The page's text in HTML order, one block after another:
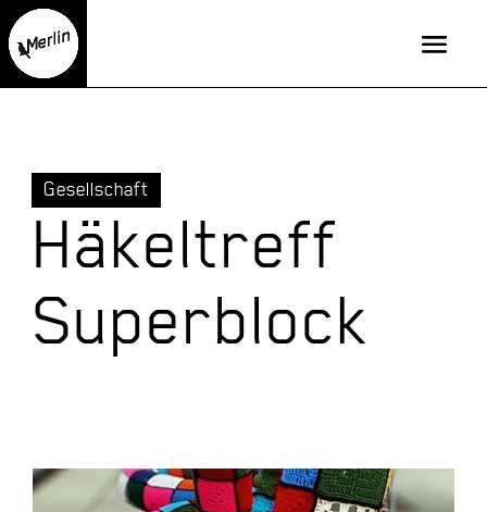
Gesellschaft
Häkeltreff
Superblock